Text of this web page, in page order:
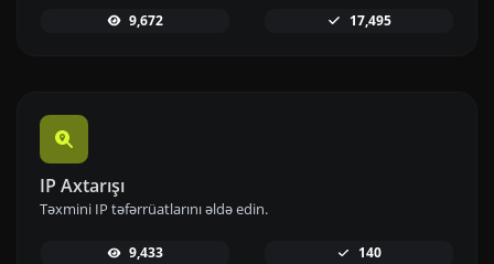
9,672 17,495
IP Axtarışı
Təxmini IP təfərrüatlarını əldə edin.
9,433 140